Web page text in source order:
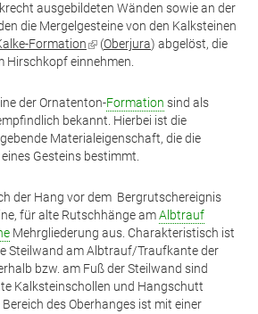
ausgebildeten Wänden sowie an der
die Mergelgesteine von den Kalksteinen
Formation(Link
ist
(Oberjura) abgelöst, die
Hirschkopf einnehmen.
der Ornatenton-Formation sind als
bekannt. Hierbei ist die
Materialeigenschaft, die die
Gesteins bestimmt.
der Hang vor dem Bergrutschereignis
für alte Rutschhänge amAlbtrauf
Mehrgliederung aus. Charakteristisch ist
Steilwand am Albtrauf/Traufkante der
bzw. am Fuß der Steilwand sind
Kalksteinschollen und Hangschutt
des Oberhanges ist mit einer